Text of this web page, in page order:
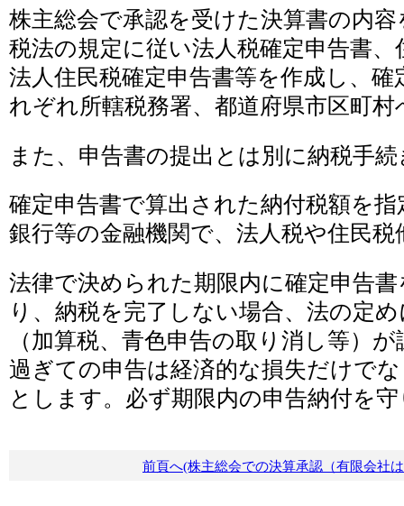
株主総会で承認を受けた決算書の内
税法の規定に従い法人税確定申告書
法人住民税確定申告書等を作成し、
れぞれ所轄税務署、都道府県市区町
また、申告書の提出とは別に納税手
確定申告書で算出された納付税額を
銀行等の金融機関で、法人税や住民
法律で決められた期限内に確定申告
り、納税を完了しない場合、法の定
（加算税、青色申告の取り消し等）
過ぎての申告は経済的な損失だけで
とします。必ず期限内の申告納付を
前頁へ(株主総会での決算承認（有限会社